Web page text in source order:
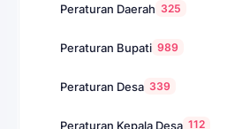
Peraturan Daerah 325
Peraturan Bupati 989
Peraturan Desa 339
Peraturan Kepala Desa 112